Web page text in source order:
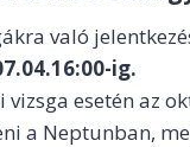
való
ig.
vizsga esetén az
a Neptunban,